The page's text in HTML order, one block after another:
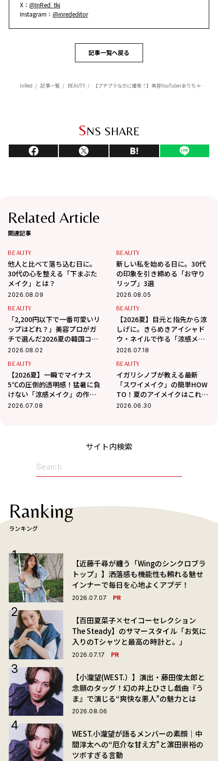
X：@InRed_tkj
Instagram：@inrededitor
記事一覧へ戻る
InRed 記事一覧 BEAUTY 【プチプラなのに優秀！】美容YouTuberありちゃんが選ぶ、目的別おすすめファンデーション3選
SNS SHARE
Related Article
関連記事
BEAUTY
他人と比べて落ち込む日に。
30代の心を整える「下まぶた
メイク」とは？
2026.08.09
BEAUTY
新しい私を始める日に。30代
の印象を引き締める「お守り
リップ」3選
2026.08.05
BEAUTY
「2,200円以下で一番可愛いリ
ップはどれ？」美容プロがガ
チで選んだ2026夏の韓国コス
メ3選
2026.08.02
BEAUTY
【2026夏】目元と指先から涼
しげに。きらめきアイシャド
ウ・ネイルで作る「涼感メイ
ク」
2026.07.18
BEAUTY
【2026夏】一瞬でマイナス
5℃の圧倒的透明感！猛暑に負
けない「涼感メイク」の作り
方
2026.07.08
BEAUTY
イガリシノブが教える最新
「スワイメイク」の簡単HOW
TO！夏のアイメイクはこれで
決まり！
2026.06.30
サイト内検索
Ranking
ランキング
【近藤千尋が纏う「Wingのシンクロブラ
トップ」】洒落感も機能性も頼れる魅せ
インナーで毎日を心地よくアプデ！
2026.07.07 PR
【百田夏菜子×セイコーセレクション
The Steady】のサマースタイル「お気に
入りのTシャツと最高の時計と。」
2026.07.17 PR
【小瀧望(WEST.）】演出・藤田俊太郎と
念願のタッグ！幻の井上ひさし戯曲『う
ま』で演じる“爽快な悪人”の魅力とは
2026.08.06
WEST.小瀧望が語るメンバーの素顔｜中
間淳太への“厄介な甘え方”と濵田崇裕の
ツボすぎる言動